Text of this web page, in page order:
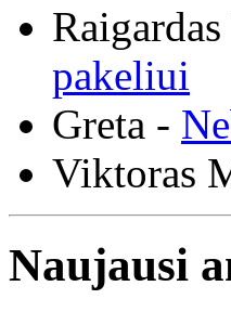
pakeliui
Greta -
Viktoras
Naujausi